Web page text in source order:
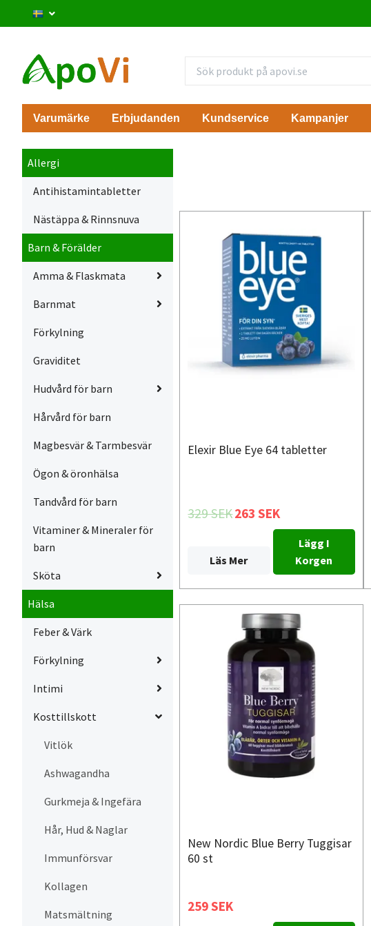
Varumärke Erbjudanden Kundservice Kampanjer
Allergi
Antihistamintabletter
Nästäppa & Rinnsnuva
Barn & Förälder
Amma & Flaskmata
Barnmat
Förkylning
Graviditet
Hudvård för barn
Hårvård för barn
Magbesvär & Tarmbesvär
Ögon & öronhälsa
Tandvård för barn
Vitaminer & Mineraler för
barn
Sköta
Hälsa
Feber & Värk
Förkylning
Intimi
Kosttillskott
Vitlök
Ashwagandha
Gurkmeja & Ingefära
Hår, Hud & Naglar
Immunförsvar
Kollagen
Matsmältning
Elexir Blue Eye 64 tabletter
329 SEK263 SEK
Läs Mer
Lägg I
Korgen
New Nordic Blue Berry Tuggisar
60 st
259 SEK